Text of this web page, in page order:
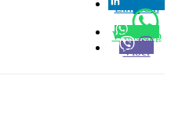
Linkedin
0
Whatsapp
Viber